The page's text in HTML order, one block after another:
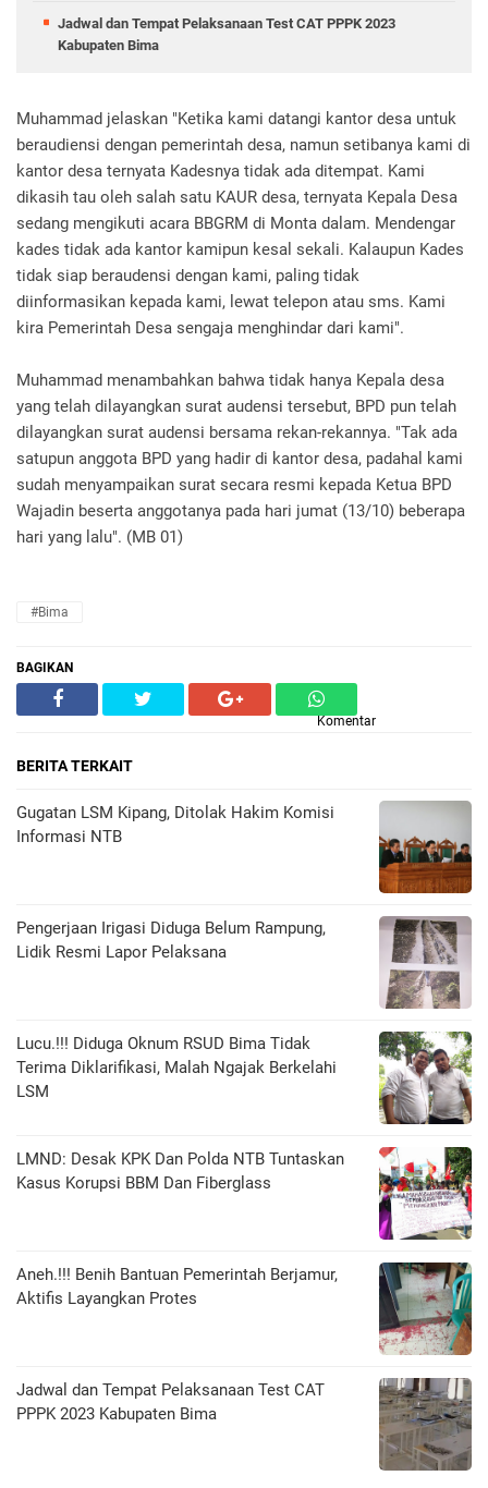
Jadwal dan Tempat Pelaksanaan Test CAT PPPK 2023
Kabupaten Bima
Muhammad jelaskan "Ketika kami datangi kantor desa untuk
beraudiensi dengan pemerintah desa, namun setibanya kami di
kantor desa ternyata Kadesnya tidak ada ditempat. Kami
dikasih tau oleh salah satu KAUR desa, ternyata Kepala Desa
sedang mengikuti acara BBGRM di Monta dalam. Mendengar
kades tidak ada kantor kamipun kesal sekali. Kalaupun Kades
tidak siap beraudensi dengan kami, paling tidak
diinformasikan kepada kami, lewat telepon atau sms. Kami
kira Pemerintah Desa sengaja menghindar dari kami".
Muhammad menambahkan bahwa tidak hanya Kepala desa
yang telah dilayangkan surat audensi tersebut, BPD pun telah
dilayangkan surat audensi bersama rekan-rekannya. "Tak ada
satupun anggota BPD yang hadir di kantor desa, padahal kami
sudah menyampaikan surat secara resmi kepada Ketua BPD
Wajadin beserta anggotanya pada hari jumat (13/10) beberapa
hari yang lalu". (MB 01)
#Bima
BAGIKAN
Komentar
BERITA TERKAIT
Gugatan LSM Kipang, Ditolak Hakim Komisi
Informasi NTB
Pengerjaan Irigasi Diduga Belum Rampung,
Lidik Resmi Lapor Pelaksana
Lucu.!!! Diduga Oknum RSUD Bima Tidak
Terima Diklarifikasi, Malah Ngajak Berkelahi
LSM
LMND: Desak KPK Dan Polda NTB Tuntaskan
Kasus Korupsi BBM Dan Fiberglass
Aneh.!!! Benih Bantuan Pemerintah Berjamur,
Aktifis Layangkan Protes
Jadwal dan Tempat Pelaksanaan Test CAT
PPPK 2023 Kabupaten Bima